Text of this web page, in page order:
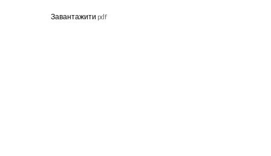
Завантажити pdf